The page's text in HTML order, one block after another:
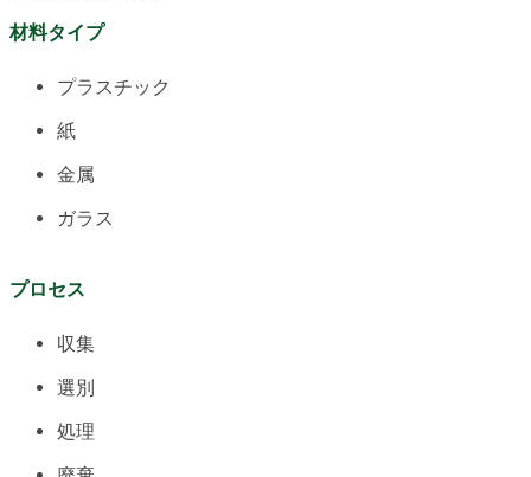
材料タイプ
プラスチック
紙
金属
ガラス
プロセス
収集
選別
処理